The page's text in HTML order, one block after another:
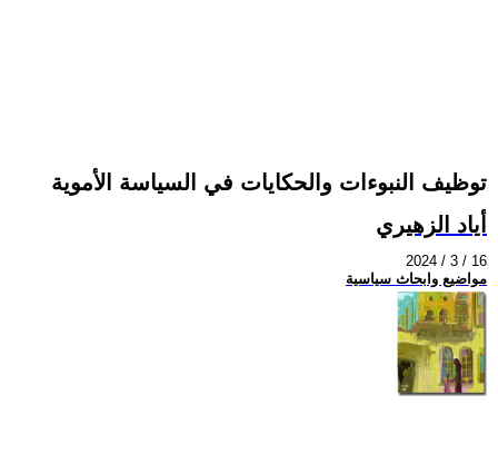
توظيف النبوءات والحكايات في السياسة الأموية
أياد الزهيري
2024 / 3 / 16
مواضيع وابحاث سياسية